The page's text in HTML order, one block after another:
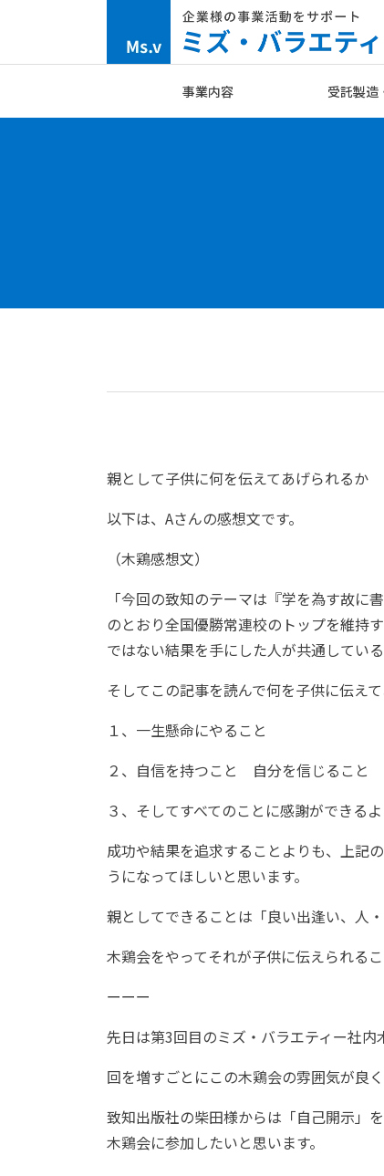
事業内容 受託製造
親として子供に何を伝えてあげられるか
以下は、Aさんの感想文です。
（木鶏感想文）
「今回の致知のテーマは『学を為す故
のとおり全国優勝常連校のトップを維持
ではない結果を手にした人が共通してい
そしてこの記事を読んで何を子供に伝え
１、一生懸命にやること
２、自信を持つこと 自分を信じること
３、そしてすべてのことに感謝ができる
成功や結果を追求することよりも、上記
うになってほしいと思います。
親としてできることは「良い出逢い、人
木鶏会をやってそれが子供に伝えられる
ーーー
先日は第3回目のミズ・バラエティー社内
回を増すごとにこの木鶏会の雰囲気が良
致知出版社の柴田様からは「自己開示」
木鶏会に参加したいと思います。